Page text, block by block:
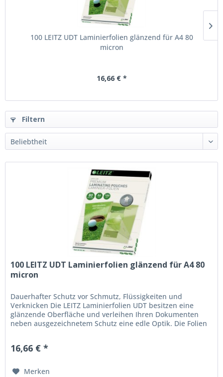
100 LEITZ UDT Laminierfolien glänzend für A4 80
micron
16,66 € *
Filtern
100 LEITZ UDT Laminierfolien glänzend für A4 80
micron
Dauerhafter Schutz vor Schmutz, Flüssigkeiten und
Verknicken Die LEITZ Laminierfolien UDT besitzen eine
glänzende Oberfläche und verleihen Ihren Dokumenten
neben ausgezeichnetem Schutz eine edle Optik. Die Folien
16,66 € *
Merken